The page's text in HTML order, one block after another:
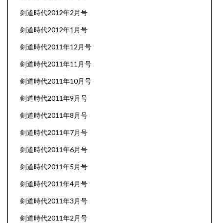
剣道時代2012年2月号
剣道時代2012年1月号
剣道時代2011年12月号
剣道時代2011年11月号
剣道時代2011年10月号
剣道時代2011年9月号
剣道時代2011年8月号
剣道時代2011年7月号
剣道時代2011年6月号
剣道時代2011年5月号
剣道時代2011年4月号
剣道時代2011年3月号
剣道時代2011年2月号